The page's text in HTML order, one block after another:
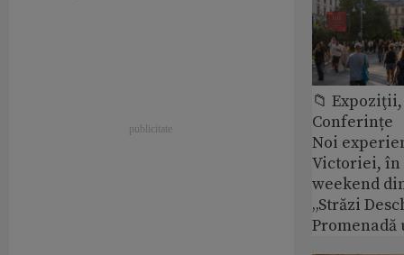
📁
Conferințe
Noi
Victoriei,
weekend
„Străzi
Promenadă